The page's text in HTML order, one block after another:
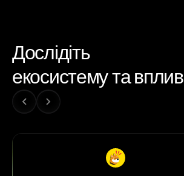
Дослідіть
екосистему тавплив